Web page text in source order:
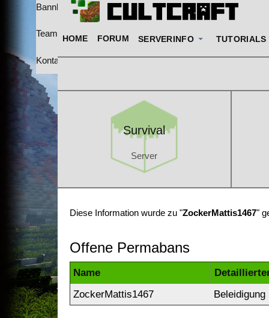
Bannliste
Team & Ränge
Kontakt
HOME FORUM SERVERINFO TUTORIALS
Survival
Server
Survival
Diese Information wurde zu "ZockerMattis1467"
Offene Permabans
Name
ZockerMattis1467
Beleidigung